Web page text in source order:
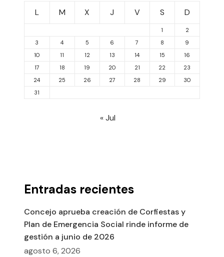
L M X J V S D
1
2
3
4 5 6 7 8
9
10
11 12 13 14 15
16
17
18 19 20 21 22
23
24
25 26 27 28 29
30
31
« Jul
Entradas recientes
Concejo aprueba creación de Corfiestas y
Plan de Emergencia Social rinde informe de
gestión a junio de 2026
agosto 6, 2026